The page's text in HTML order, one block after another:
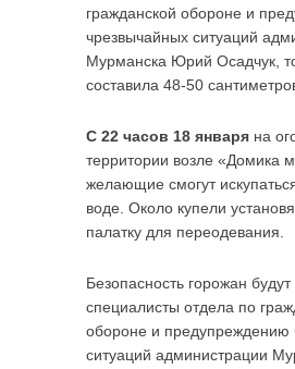
гражданской обороне и
чрезвычайных ситуаций
Мурманска Юрий Осадчук,
составила 48-50
С 22 часов 18 января на
территории возле «Домика
желающие смогут
воде. Около купели
палатку для переодевания.
Безопасность горожан
специалисты отдела по
обороне и предупреждению
ситуаций администрации